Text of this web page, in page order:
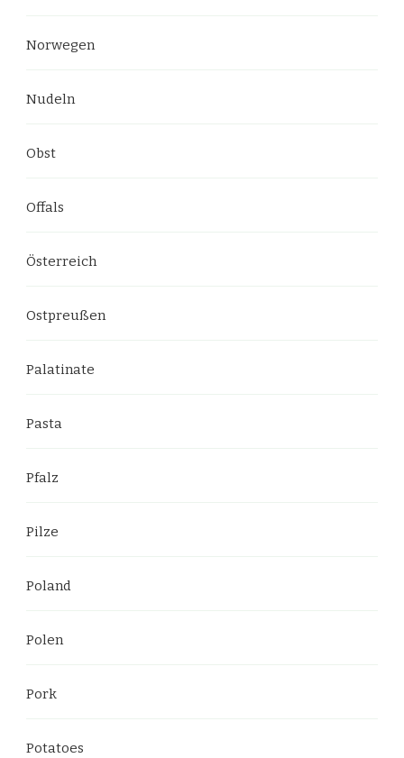
Norwegen
Nudeln
Obst
Offals
Österreich
Ostpreußen
Palatinate
Pasta
Pfalz
Pilze
Poland
Polen
Pork
Potatoes